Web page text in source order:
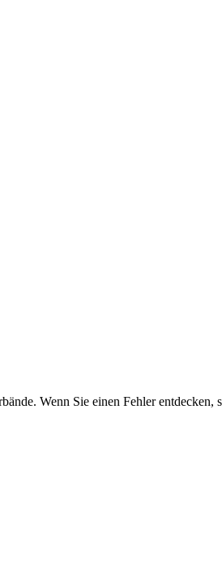
Wenn Sie einen Fehler entdecken,